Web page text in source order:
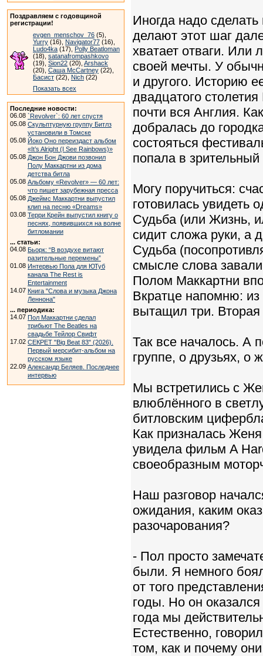
Поздравляем с годовщиной
регистрации!
evgen_menschov_76 (5),
Yurry (16), Navigator77 (16),
Ludo4ka (17), Polly Beatloman
(18), satanafrompashkovo
(19), Sion22 (20), Arshack
(20), Саша McCartney (22),
Басист (22), Nich (22)
Показать всех
Последние новости:
06.08 `Revolver`: 60 лет спустя
05.08 Скульптурную группу Битлз
установили в Томске
05.08 Йоко Оно переиздаст альбом
«It’s Alright (I See Rainbows)»
05.08 Джон Бон Джови позвонил
Полу Маккартни из дома
детства битла
05.08 Альбому «Revolver» — 60 лет:
что пишет зарубежная пресса
05.08 Джеймс Маккартни выпустил
клип на песню «Dreams»
03.08 Терри Крейн выпустил книгу о
песнях, появившихся на волне
битломании
... статьи:
04.08 Бьорк: “В воздухе витают
разительные перемены”
01.08 Интервью Пола для ЮТуб
канала The Rest is
Entertainment
14.07 Книга "Слова и музыка Джона
Леннона"
... периодика:
14.07 Пол Маккартни сделал
трибьют The Beatles на
свадьбе Тейлор Свифт
17.02 СЕКРЕТ "Big Beat 83" (2026).
Первый мерсибит-альбом на
русском языке
22.09 Александр Беляев. Последнее
интервью
Иногда надо
делают этот шаг
хватает отваги. Или
своей мечты. У
и другого. Историю
двадцатого
почти вся Англия.
добралась до
состояться
попала в
Могу поручиться:
готовилась увидеть
Судьба (или Жизнь,
сидит сложа руки, а
Судьба
смысле слова
Полом Маккартни
Вкратце напомню:
вытащил три.
Так все началось. А
группе, о друзьях, о
Мы встретились с
влюблённого в
битловским
Как призналась
увидела фильм A
своеобразным
Наш разговор
ожидания, каким
разочарования?
- Пол просто
были. Я немного
от того
годы. Но он
года мы
Естественно,
том, как и почему